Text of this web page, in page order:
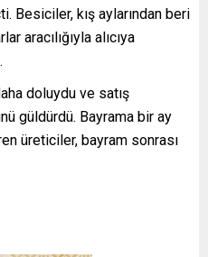
Besiciler, kış aylarından beri
aracılığıyla alıcıya
doluydu ve satış
güldürdü. Bayrama bir ay
üreticiler, bayram sonrası